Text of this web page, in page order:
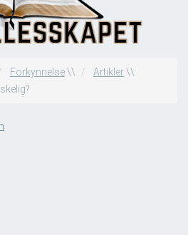
Forkynnelse\\ Artikler\\